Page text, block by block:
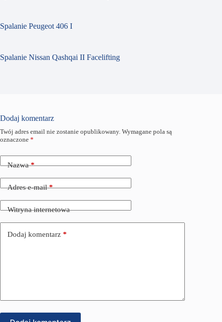
Spalanie Peugeot 406 I
Spalanie Nissan Qashqai II Facelifting
Dodaj komentarz
Twój adres email nie zostanie opublikowany. Wymagane pola są
oznaczone *
Nazwa*
Adres e-mail*
Witryna internetowa
Dodaj komentarz *